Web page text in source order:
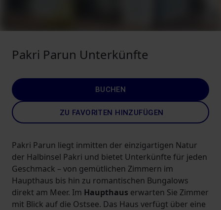
Pakri Parun Unterkünfte
BUCHEN
ZU FAVORITEN HINZUFÜGEN
Pakri Parun liegt inmitten der einzigartigen Natur
der Halbinsel Pakri und bietet Unterkünfte für jeden
Geschmack – von gemütlichen Zimmern im
Haupthaus bis hin zu romantischen Bungalows
direkt am Meer. Im Haupthaus erwarten Sie Zimmer
mit Blick auf die Ostsee. Das Haus verfügt über eine